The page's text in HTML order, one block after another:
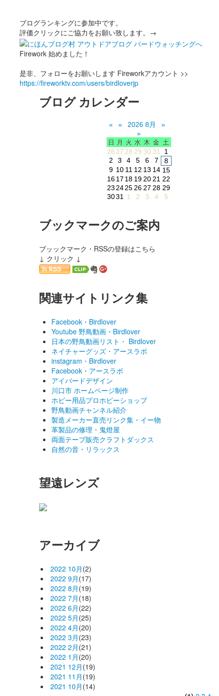
ブログランキングに参加中です。
評価クリックにご協力をお願い致します。→
Firework 始めました！
是非、フォローをお願いします Fireworkアカウント >>
https://fireworktv.com/users/birdloverjp
ブログ カレンダー
« « 2026 8月
»
»
日 月 火 水 木 金 土
26 27 28 29 30 31
1
2
3 4 5 6 7
8
9 10 11 12 13 14 15
1617 18 19 20 21 22
232425 26 27 28 29
3031 1 2 3 4 5
ブックマークのご案内
ブッックマーク・RSSの登録はこちら
↓ クリック ↓
関連サイトリンク集
Facebook・Birdlover
Youtube 野鳥動画・Birdlover
日本の野鳥動画リスト・ Birdlover
ネイチャーグッズ・アースラボ
instagram・Birdlover
Facebook・アースラボ
アイバードデザイン
川口市 ホームページ制作
ホビー用品プロホビーショップ
野鳥動画チャンネル紹介
製造メーカー直売リンク集・イー物
革製品の修理・鬼燈屋
両面テープ販売クラフトダックス
自然の音・リラックス
望遠レンズ
アーカイブ
2022 10月 (2)
2022 9月 (17)
2022 8月 (19)
2022 7月 (18)
2022 6月 (22)
2022 5月 (25)
2022 4月 (20)
2022 3月 (23)
2022 2月 (21)
2022 1月 (20)
2021 12月 (19)
2021 11月 (19)
2021 10月 (14)